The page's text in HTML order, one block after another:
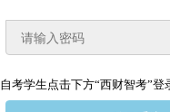
自考学生点击下方“西财智考”登